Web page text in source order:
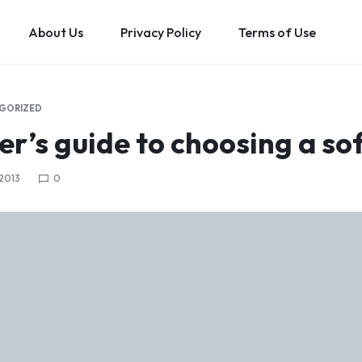
About Us Privacy Policy Terms of Use
guide to choosing a
0